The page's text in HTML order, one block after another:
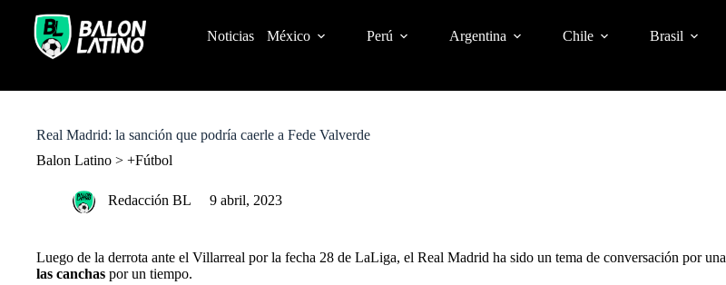
o
Noticias México Perú Argentina Chile Brasil
Real Madrid: la sanción que podría caerle a Fede Valverde
Balon Latino > +Fútbol
Redacción BL 9 abril, 2023
Luego de la derrota ante el Villarreal por la fecha 28 de LaLiga, el Real Madrid ha sido un tema de conversación por una
las canchas por un tiempo.